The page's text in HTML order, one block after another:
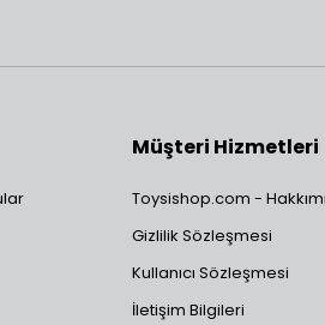
Müşteri Hizmetleri
Toysishop.com -
Gizlilik Sözleşmesi
Kullanıcı Sözleşmesi
İletişim Bilgileri